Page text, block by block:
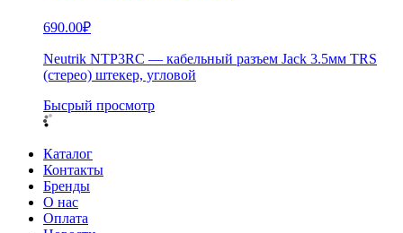
690.00₽
Neutrik NTP3RC — кабельный разъем Jack 3.5мм TRS
(стерео) штекер, угловой
Бысрый просмотр
Каталог
Контакты
Бренды
О нас
Оплата